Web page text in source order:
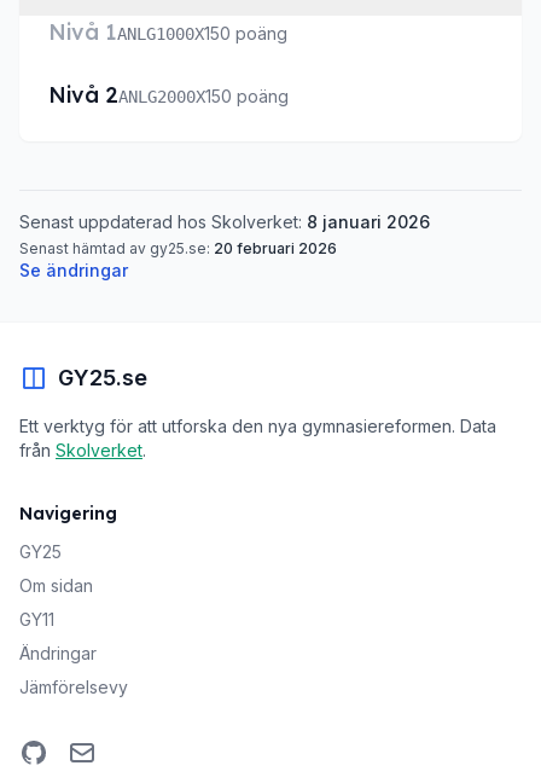
Nivå 1ANLG1000X150 poäng
Nivå 2ANLG2000X150 poäng
Senast uppdaterad hos Skolverket: 8 januari 2026
Senast hämtad av gy25.se: 20 februari 2026
Se ändringar
GY25.se
Ett verktyg för att utforska den nya gymnasiereformen. Data
från Skolverket.
Navigering
GY25
Om sidan
GY11
Ändringar
Jämförelsevy
GitHubEmail